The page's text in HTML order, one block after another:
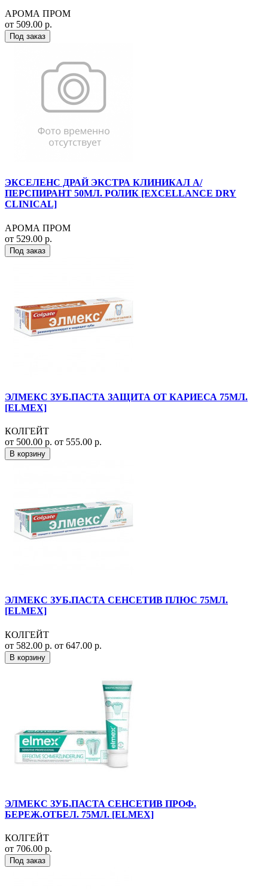
АРОМА ПРОМ
от 509.00 р.
Под заказ
ЭКСЕЛЕНС ДРАЙ ЭКСТРА КЛИНИКАЛ А/
ПЕРСПИРАНТ 50МЛ. РОЛИК [EXCELLANCE DRY
CLINICAL]
АРОМА ПРОМ
от 529.00 р.
Под заказ
ЭЛМЕКС ЗУБ.ПАСТА ЗАЩИТА ОТ КАРИЕСА 75МЛ.
[ELMEX]
КОЛГЕЙТ
от 500.00 р. от 555.00 р.
В корзину
ЭЛМЕКС ЗУБ.ПАСТА СЕНСЕТИВ ПЛЮС 75МЛ.
[ELMEX]
КОЛГЕЙТ
от 582.00 р. от 647.00 р.
В корзину
ЭЛМЕКС ЗУБ.ПАСТА СЕНСЕТИВ ПРОФ.
БЕРЕЖ.ОТБЕЛ. 75МЛ. [ELMEX]
КОЛГЕЙТ
от 706.00 р.
Под заказ